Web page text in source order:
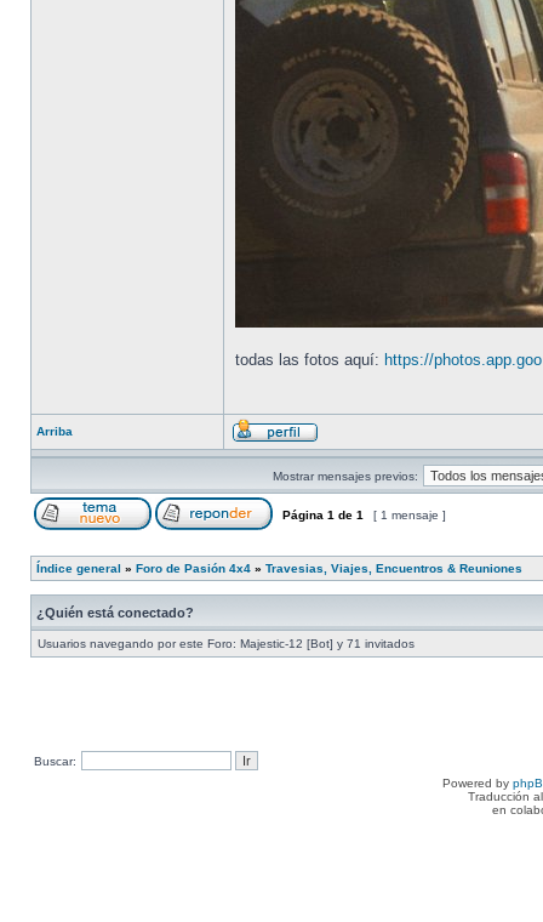
todas las fotos aquí: https://
Arriba
Mostrar mensajes previos:
Página 1 de 1 [ 1 mensaje ]
Índice general » Foro de Pasión 4x4 » Travesias, Viajes, Encuentros & Reuniones
¿Quién está conectado?
Usuarios navegando por este Foro: Majestic-12 [Bot] y 71 invitados
Buscar:
Powered by
Traducción
en